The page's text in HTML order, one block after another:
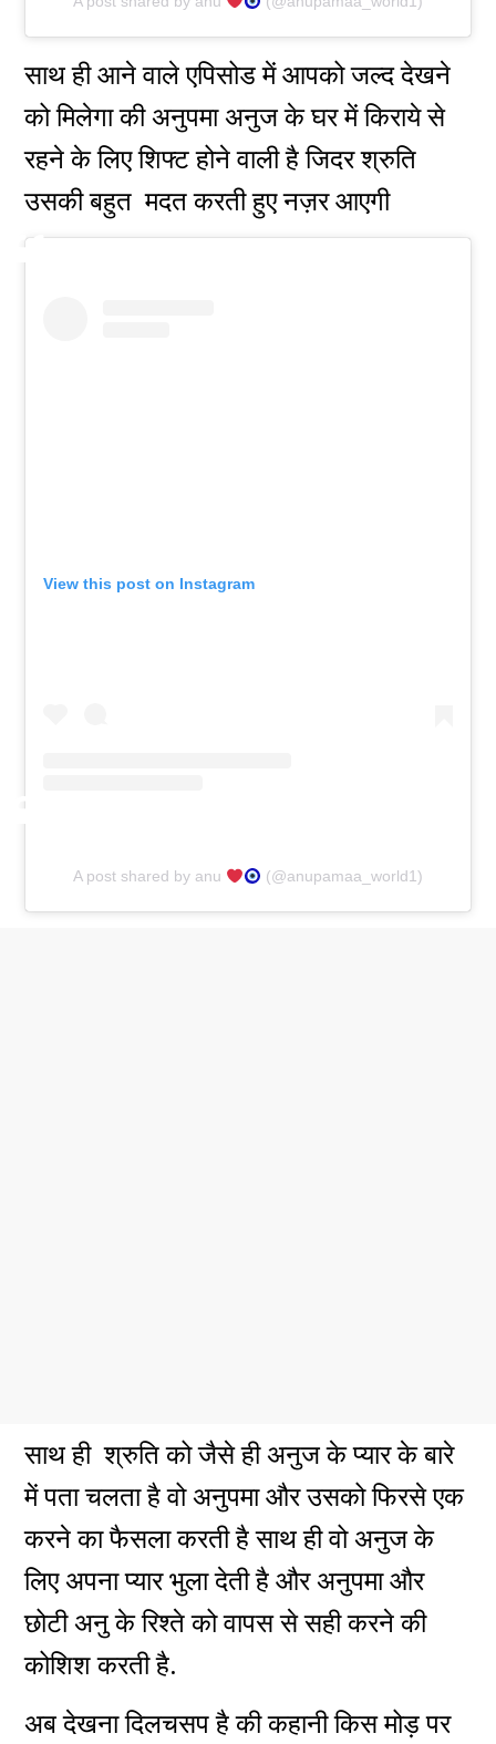
साथ ही आने वाले एपिसोड में आपको जल्द देखने
को मिलेगा की अनुपमा अनुज के घर में किराये से
रहने के लिए शिफ्ट होने वाली है जिदर श्रुति
उसकी बहुत मदत करती हुए नज़र आएगी
View this post on Instagram
A post shared by anu (@anupamaa_world1)
साथ ही श्रुति को जैसे ही अनुज के प्यार के बारे
में पता चलता है वो अनुपमा और उसको फिरसे एक
करने का फैसला करती है साथ ही वो अनुज के
लिए अपना प्यार भुला देती है और अनुपमा और
छोटी अनु के रिश्ते को वापस से सही करने की
कोशिश करती है.
अब देखना दिलचसप है की कहानी किस मोड़ पर